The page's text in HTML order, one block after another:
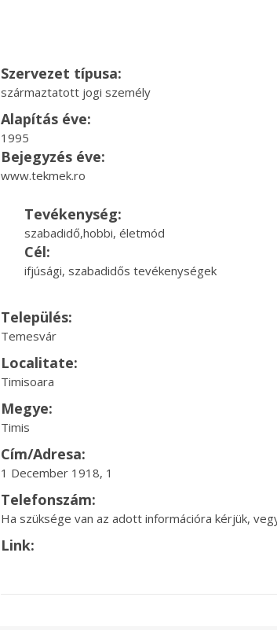
Szervezet típusa:
származtatott jogi személy
Alapítás éve:
1995
Bejegyzés éve:
www.tekmek.ro
Tevékenység:
szabadidő,hobbi, életmód
Cél:
ifjúsági, szabadidős tevékenységek
Település:
Temesvár
Localitate:
Timisoara
Megye:
Timis
Cím/Adresa:
1 December 1918, 1
Telefonszám:
Ha szüksége van az adott információra kérjük,
Link: